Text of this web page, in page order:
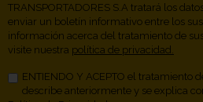
TRANSPORTADORES S.A tratará los
enviar un boletín informativo entre los
información acerca del tratamiento de
visite nuestra política de privacidad.
ENTIENDO Y ACEPTO el tratamiento
describe anteriormente y se explica